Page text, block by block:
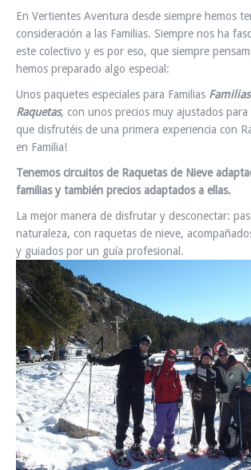
En Vertientes Aventura desde siempre hemos
consideración a las Familias. Siempre nos ha
este colectivo y es por eso, que siempre
hemos preparado algo especial:
Unos paquetes especiales para Familias
Raquetas, con unos precios muy ajustados para
que disfrutéis de una primera experiencia con
en Familia!
Tenemos circuitos de Raquetas de Nieve
familias y también precios adaptados a ellas.
La mejor manera de disfrutar y desconectar:
naturaleza, con raquetas de nieve,
y guiados por un guía profesional.